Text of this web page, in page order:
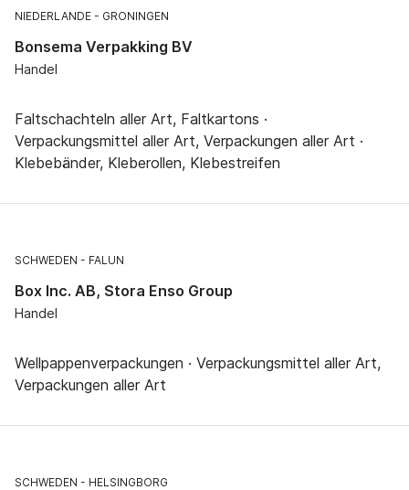
NIEDERLANDE GRONINGEN
Bonsema Verpakking BV
Handel
Faltschachteln aller Art, Faltkartons ·
Verpackungsmittel aller Art, Verpackungen aller Art ·
Klebebänder, Kleberollen, Klebestreifen
SCHWEDEN FALUN
Box Inc. AB, Stora Enso Group
Handel
Wellpappenverpackungen · Verpackungsmittel aller Art,
Verpackungen aller Art
SCHWEDEN HELSINGBORG